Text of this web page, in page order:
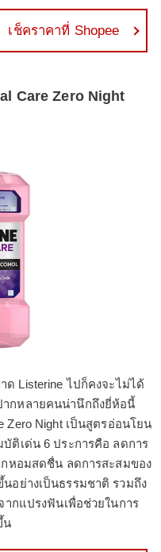
เช็คราคาที่ Shopee
Care Zero Night
Listerine ไปก็คงจะไม่ได้
กหลายคนน่านึกถึงยี่ห้อนี้
Zero Night เป็นสูตรอ่อนโยน
ติเด่น 6 ประการคือ ลดการ
หอมสดชื่น ลดการสะสมของ
อย่างเป็นธรรมชาติ รวมถึง
ากแปรงฟันเพื่อช่วยในการ
น